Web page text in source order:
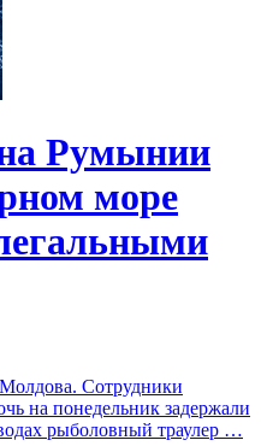
Румынии
море
Сотрудники
на понедельник задержали
рыболовный траулер …